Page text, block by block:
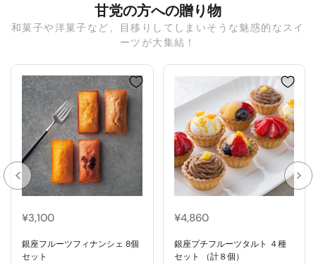
甘党の方への贈り物
和菓子や洋菓子など、目移りしてしまいそうな魅惑的なスイ
ーツが大集結！
¥3,100
銀座フルーツフィナンシェ 8個
セット
¥4,860
銀座プチフルーツタルト ４種
セット （計８個）